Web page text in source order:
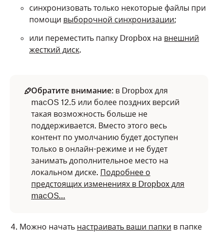
синхронизовать только некоторые файлы при
помощи выборочной синхронизации;
или переместить папку Dropbox на внешний
жесткий диск.
Обратите внимание: в Dropbox для
macOS 12.5 или более поздних версий
такая возможность больше не
поддерживается. Вместо этого весь
контент по умолчанию будет доступен
только в онлайн-режиме и не будет
занимать дополнительное место на
локальном диске. Подробнее о
предстоящих изменениях в Dropbox для
macOS…
Можно начать настраивать ваши папки в папке